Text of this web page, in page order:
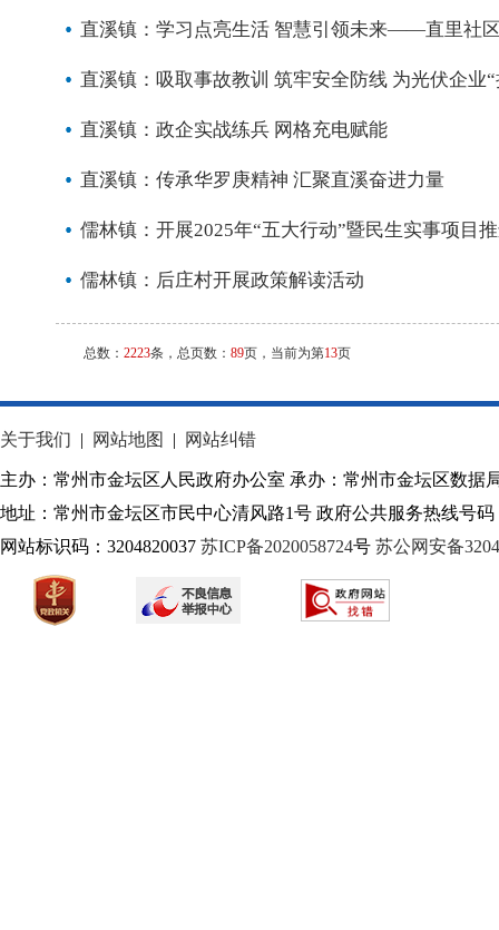
直溪镇：学习点亮生活 智慧引领未来——直里社
直溪镇：吸取事故教训 筑牢安全防线 为光伏企业
直溪镇：政企实战练兵 网格充电赋能
直溪镇：传承华罗庚精神 汇聚直溪奋进力量
儒林镇：开展2025年“五大行动”暨民生实事项目
儒林镇：后庄村开展政策解读活动
总数： 2223条，总页数： 89页，当前为第13页
关于我们 | 网站地图 | 网站纠错
主办：常州市金坛区人民政府办公室 承办：常州市金坛区数据
地址：常州市金坛区市民中心清风路1号 政府公共服务热线号码
网站标识码：3204820037 苏ICP备2020058724号 苏公网安备